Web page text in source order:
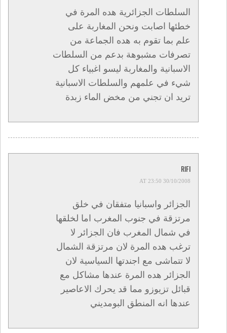
السلطات الجزائرية هده المرة في
خطئها اصابت ونحن المغاربة على
علم بما تقوم به هده الجماعة من
تصرفات مشبوهة بدعم من السلطات
الاسبانية والمغاربة ليسو اغبياء كل
شيء في علمهم والسلطات الاسبانية
تريد ان تجني من مخض الماء زبدة
RIFI
30/10/2008 AT 23:50
الجزائر واسبانيا متفقان في خلق
مرتزقة في جنوب المغرب اما لخلقها
في شمال المغرب فان الجزائر لا
ترغب هده المرة لان مرتزقة الشمال
لا تتماشى مع اجندتها السياسية لان
الجزائر هده المرة عندها مشاكل مع
قبائل تزيوزو مما قد يحرك الاعاصير
عندها انه المنطق البومديني